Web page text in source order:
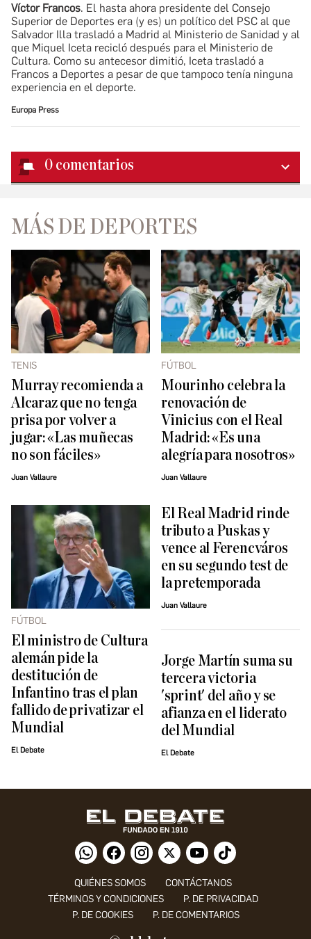
Víctor Francos. El hasta ahora presidente del Consejo
Superior de Deportes era (y es) un político del PSC al que
Salvador Illa trasladó a Madrid al Ministerio de Sanidad y al
que Miquel Iceta recicló después para el Ministerio de
Cultura. Como su antecesor dimitió, Iceta trasladó a
Francos a Deportes a pesar de que tampoco tenía ninguna
experiencia en el deporte.
Europa Press
0 comentarios
MÁS DE DEPORTES
TENIS
Murray recomienda a
Alcaraz que no tenga
prisa por volver a
jugar: «Las muñecas
no son fáciles»
Juan Vallaure
FÚTBOL
Mourinho celebra la
renovación de
Vinicius con el Real
Madrid: «Es una
alegría para nosotros»
Juan Vallaure
FÚTBOL
El ministro de Cultura
alemán pide la
destitución de
Infantino tras el plan
fallido de privatizar el
Mundial
El Debate
El Real Madrid rinde
tributo a Puskas y
vence al Ferencváros
en su segundo test de
la pretemporada
Juan Vallaure
Jorge Martín suma su
tercera victoria
'sprint' del año y se
afianza en el liderato
del Mundial
El Debate
QUIÉNES SOMOS
CONTÁCTANOS
TÉRMINOS Y CONDICIONES
P. DE PRIVACIDAD
P. DE COOKIES
P. DE COMENTARIOS